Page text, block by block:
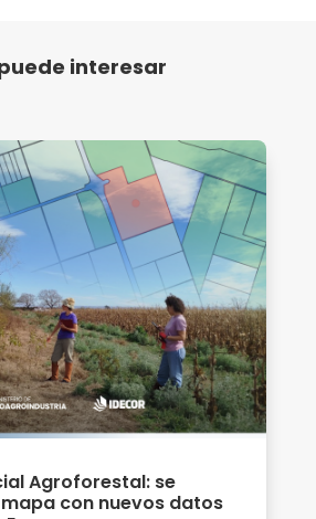
interesar
Agroforestal: se
con nuevos datos